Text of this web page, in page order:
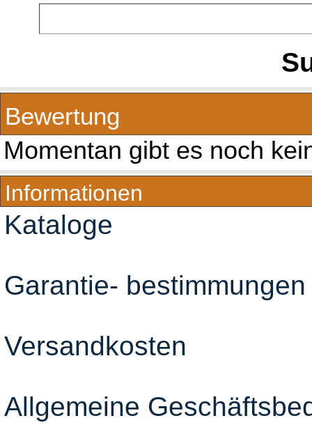
Bewertung
Momentan gibt es noch
Informationen
Kataloge
Garantie- bestimmungen
Versandkosten
Allgemeine